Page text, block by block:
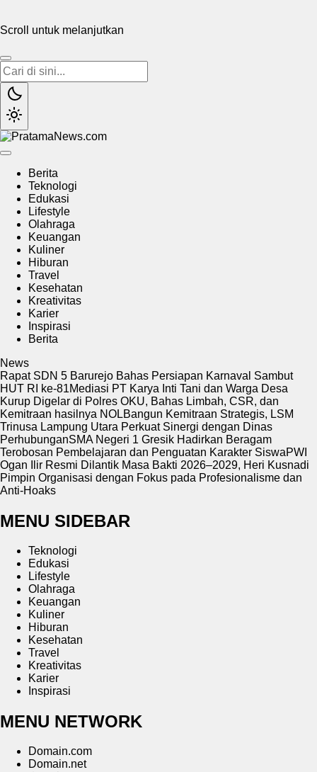
Scroll untuk melanjutkan
Berita
Teknologi
Edukasi
Lifestyle
Olahraga
Keuangan
Kuliner
Hiburan
Travel
Kesehatan
Kreativitas
Karier
Inspirasi
Berita
News
Rapat SDN 5 Barurejo Bahas Persiapan Karnaval Sambut
HUT RI ke-81Mediasi PT Karya Inti Tani dan Warga Desa
Kurup Digelar di Polres OKU, Bahas Limbah, CSR, dan
Kemitraan hasilnya NOLBangun Kemitraan Strategis, LSM
Trinusa Lampung Utara Perkuat Sinergi dengan Dinas
PerhubunganSMA Negeri 1 Gresik Hadirkan Beragam
Terobosan Pembelajaran dan Penguatan Karakter SiswaPWI
Ogan Ilir Resmi Dilantik Masa Bakti 2026–2029, Heri Kusnadi
Pimpin Organisasi dengan Fokus pada Profesionalisme dan
Anti-Hoaks
MENU SIDEBAR
Teknologi
Edukasi
Lifestyle
Olahraga
Keuangan
Kuliner
Hiburan
Kesehatan
Travel
Kreativitas
Karier
Inspirasi
MENU NETWORK
Domain.com
Domain.net